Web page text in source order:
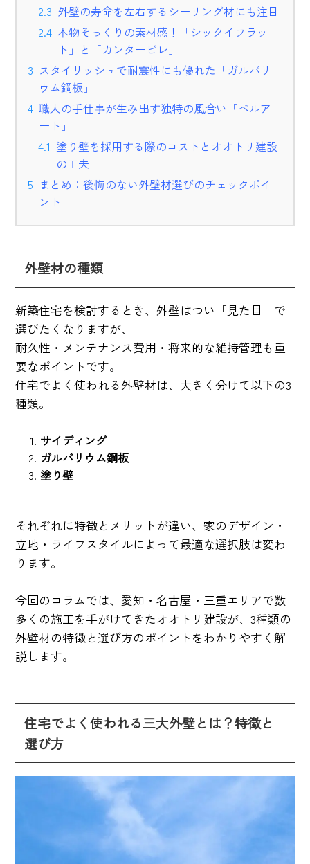
外壁の寿命を左右するシーリング材にも注目
本物そっくりの素材感！「シックイフラッ
ト」と「カンタービレ」
スタイリッシュで耐震性にも優れた「ガルバリ
ウム鋼板」
職人の手仕事が生み出す独特の風合い「ベルア
ート」
塗り壁を採用する際のコストとオオトリ建設
の工夫
まとめ：後悔のない外壁材選びのチェックポイ
ント
外壁材の種類
新築住宅を検討するとき、外壁はつい「見た目」で
選びたくなりますが、
耐久性・メンテナンス費用・将来的な維持管理も重
要なポイントです。
住宅でよく使われる外壁材は、大きく分けて以下の3
種類。
サイディング
ガルバリウム鋼板
塗り壁
それぞれに特徴とメリットが違い、家のデザイン・
立地・ライフスタイルによって最適な選択肢は変わ
ります。
今回のコラムでは、愛知・名古屋・三重エリアで数
多くの施工を手がけてきたオオトリ建設が、3種類の
外壁材の特徴と選び方のポイントをわかりやすく解
説します。
住宅でよく使われる三大外壁とは？特徴と
選び方